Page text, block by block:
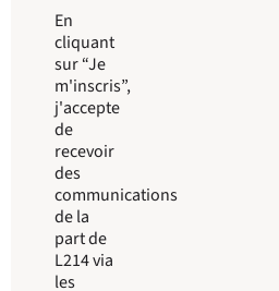
En
cliquant
sur “Je
m'inscris”,
j'accepte
de
recevoir
des
communications
de la
part de
L214 via
les